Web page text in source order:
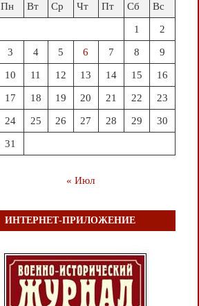
Пн
Вт Ср Чт Пт Сб Вс
1 2
3 4 5 6 7 8 9
10 11 12 13 14 15 16
17 18 19 20 21 22 23
24 25 26 27 28 29 30
31
« Июл
ИНТЕРНЕТ-ПРИЛОЖЕНИЕ